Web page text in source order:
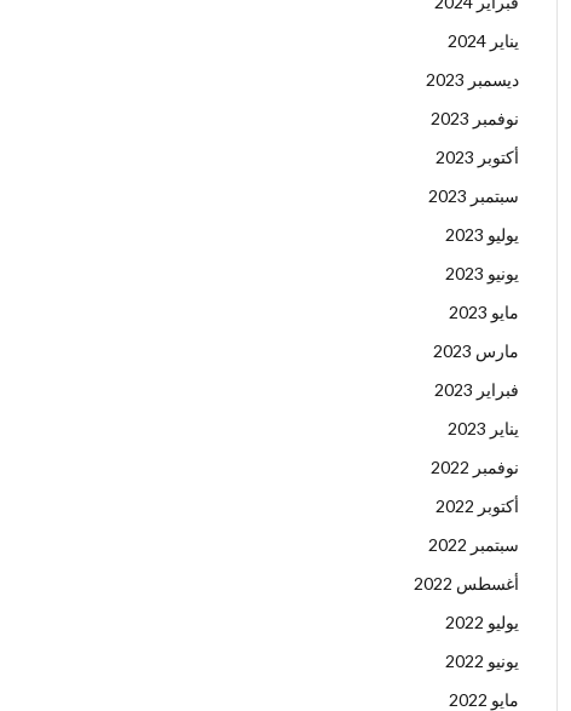
يناير 2024
ديسمبر 2023
نوفمبر 2023
أكتوبر 2023
سبتمبر 2023
يوليو 2023
يونيو 2023
مايو 2023
مارس 2023
فبراير 2023
يناير 2023
نوفمبر 2022
أكتوبر 2022
سبتمبر 2022
أغسطس 2022
يوليو 2022
يونيو 2022
مايو 2022